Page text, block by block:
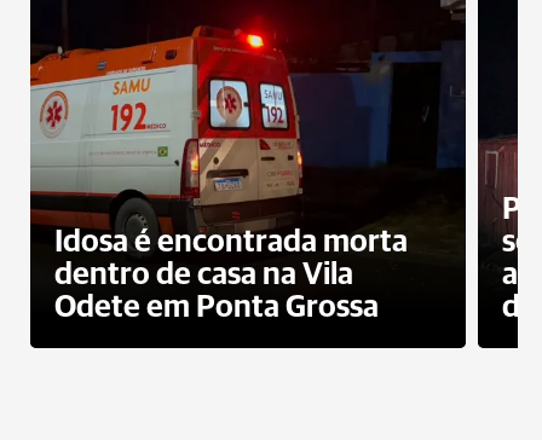
Idosa é encontrada morta
dentro de casa na Vila
Odete em Ponta Grossa
do